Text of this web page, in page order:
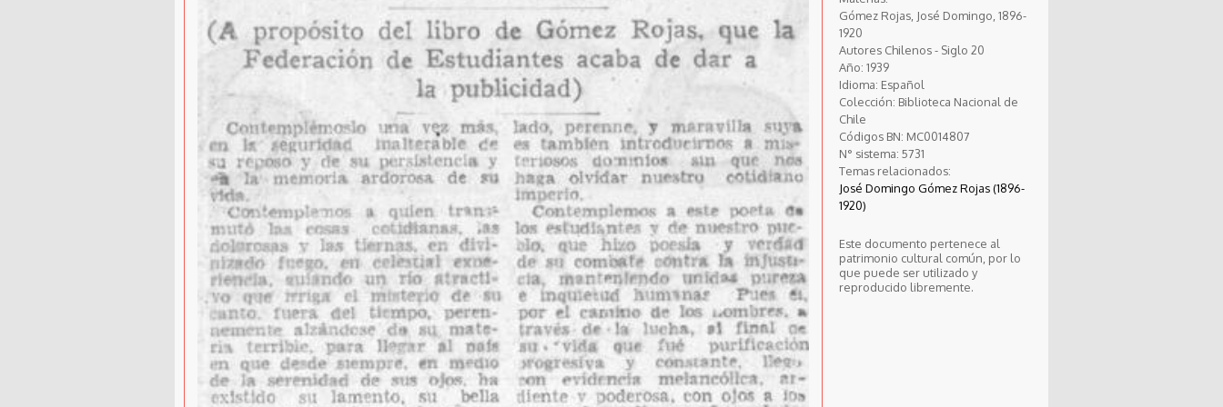
Gómez Rojas, José Domingo, 1896-
1920
Autores Chilenos - Siglo 20
Año: 1939
Idioma: Español
Colección: Biblioteca Nacional de
Chile
Códigos BN: MC0014807
N° sistema: 5731
Temas relacionados:
José Domingo Gómez Rojas (1896-
1920)
Este documento pertenece al
patrimonio cultural común, por lo
que puede ser utilizado y
reproducido libremente.